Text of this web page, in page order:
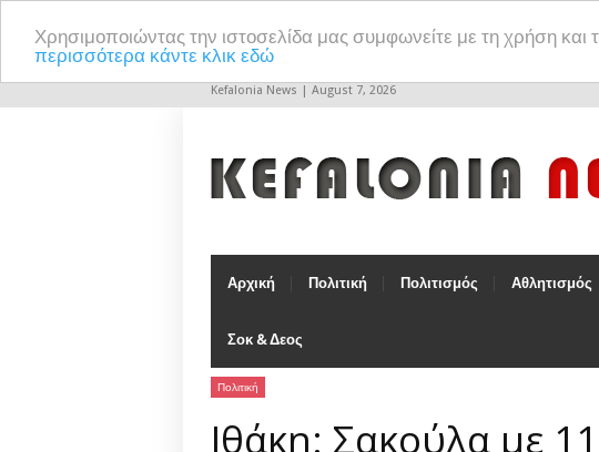
Χρησιμοποιώντας την ιστοσελίδα μας συμφωνείτε με τη χρήση
περισσότερα κάντε κλικ εδώ
Kefalonia News | August 7, 2026
Αρχική Πολιτική Πολιτισμός Αθλητισμός
Σοκ & Δεος
Πολιτική
Ιθάκη: Σακούλα με